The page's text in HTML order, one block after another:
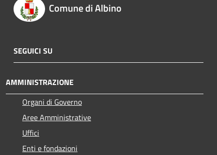
Comune di Albino
SEGUICI SU
AMMINISTRAZIONE
Organi di Governo
Aree Amministrative
Uffici
Enti e fondazioni